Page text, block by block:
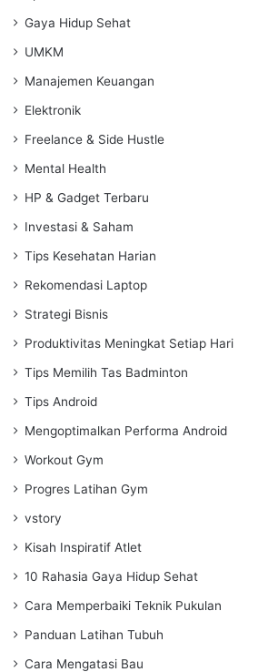
Gaya Hidup Sehat
UMKM
Manajemen Keuangan
Elektronik
Freelance & Side Hustle
Mental Health
HP & Gadget Terbaru
Investasi & Saham
Tips Kesehatan Harian
Rekomendasi Laptop
Strategi Bisnis
Produktivitas Meningkat Setiap Hari
Tips Memilih Tas Badminton
Tips Android
Mengoptimalkan Performa Android
Workout Gym
Progres Latihan Gym
vstory
Kisah Inspiratif Atlet
10 Rahasia Gaya Hidup Sehat
Cara Memperbaiki Teknik Pukulan
Panduan Latihan Tubuh
Cara Mengatasi Bau